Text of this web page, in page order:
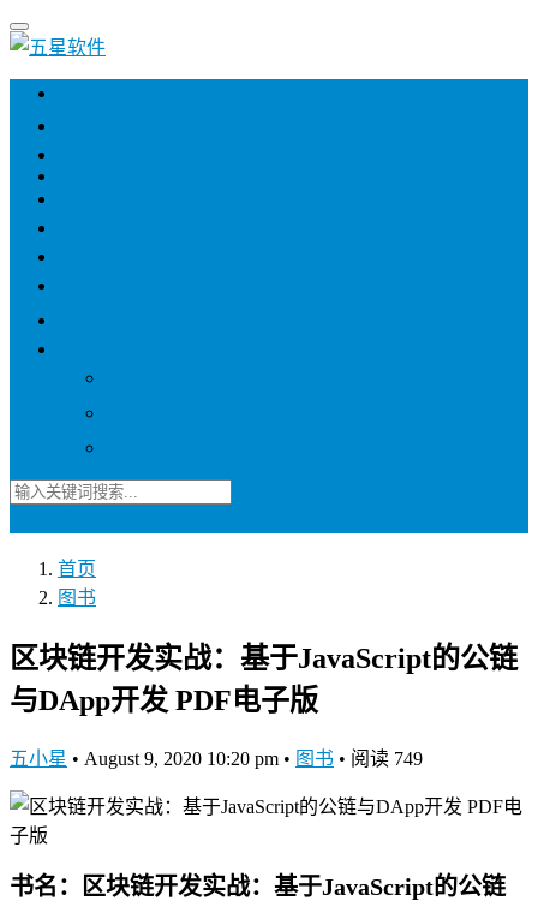
首页
图书
区块链开发实战：基于JavaScript的公链
与DApp开发 PDF电子版
五小星 • August 9, 2020 10:20 pm • 图书 • 阅读 749
书名：区块链开发实战：基于JavaScript的公链